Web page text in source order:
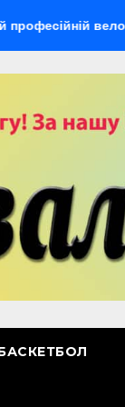
велогонці